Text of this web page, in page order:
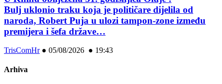
Bulj uklonio traku koja je političare dijelila od
naroda, Robert Puja u ulozi tampon-zone između
premijera i šefa države…
TrisComHr● 05/08/2026 ● 19:43
Arhiva